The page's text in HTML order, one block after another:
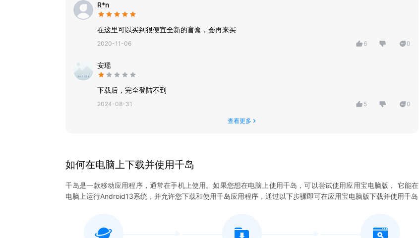
R*n
在这里可以买到很便宜全新的盲盒，会再来买
2020-11-06 6 0
安瑶
下载后，完全登陆不到
2024-08-31 5 0
查看更多
如何在电脑上下载并使用千岛
千岛是一款移动应用程序，通常在手机上使用。如果您想在电脑上使用千岛 ，可以尝试使用应用宝电脑版， 它能在
电脑上运行Android13系统，并允许您下载和使用千岛应用程序，通过以下步骤即可在应用宝电脑版下载并使用千岛